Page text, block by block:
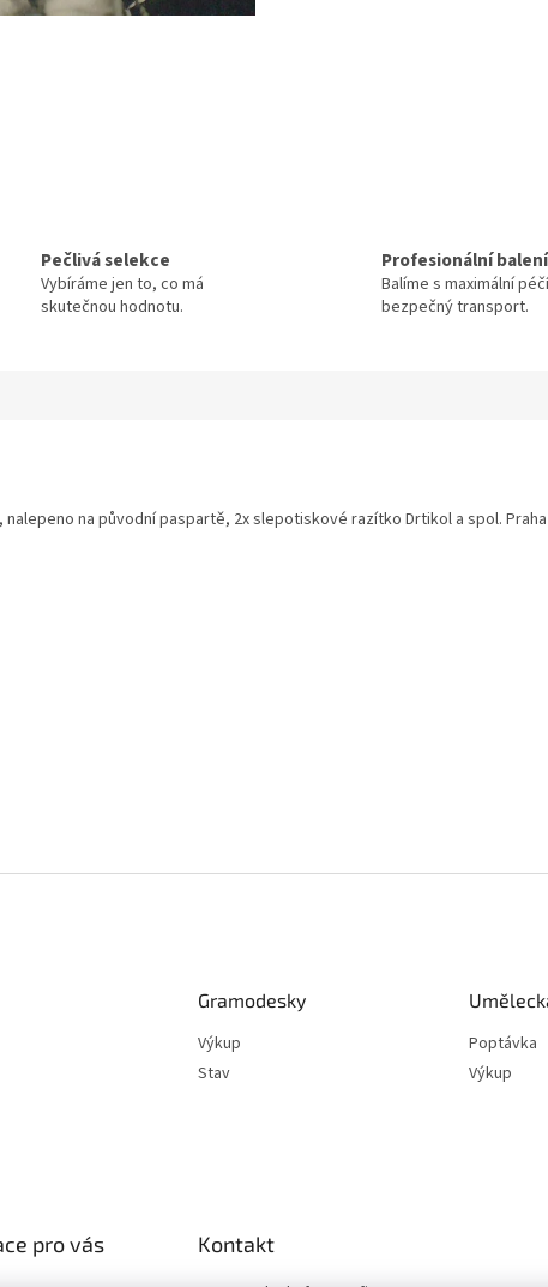
Pečlivá selekce
Vybíráme jen to, co má
skutečnou hodnotu.
Profesionální balení
Balíme s maximální
bezpečný transport.
na původní paspartě, 2x slepotiskové razítko Drtikol a spol. Praha
Gramodesky
Výkup
Stav
Poptávka
Výkup
pro vás Kontakt